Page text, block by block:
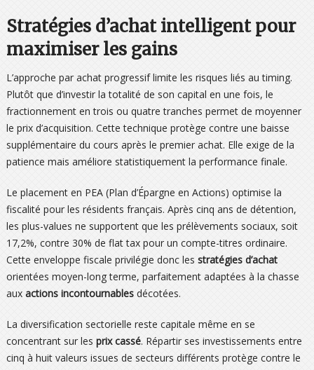
Stratégies d’achat intelligent pour
maximiser les gains
L’approche par achat progressif limite les risques liés au timing.
Plutôt que d’investir la totalité de son capital en une fois, le
fractionnement en trois ou quatre tranches permet de moyenner
le prix d’acquisition. Cette technique protège contre une baisse
supplémentaire du cours après le premier achat. Elle exige de la
patience mais améliore statistiquement la performance finale.
Le placement en PEA (Plan d’Épargne en Actions) optimise la
fiscalité pour les résidents français. Après cinq ans de détention,
les plus-values ne supportent que les prélèvements sociaux, soit
17,2%, contre 30% de flat tax pour un compte-titres ordinaire.
Cette enveloppe fiscale privilégie donc les stratégies d’achat
orientées moyen-long terme, parfaitement adaptées à la chasse
aux actions incontournablesdécotées.
La diversification sectorielle reste capitale même en se
concentrant sur les prix cassé. Répartir ses investissements entre
cinq à huit valeurs issues de secteurs différents protège contre le